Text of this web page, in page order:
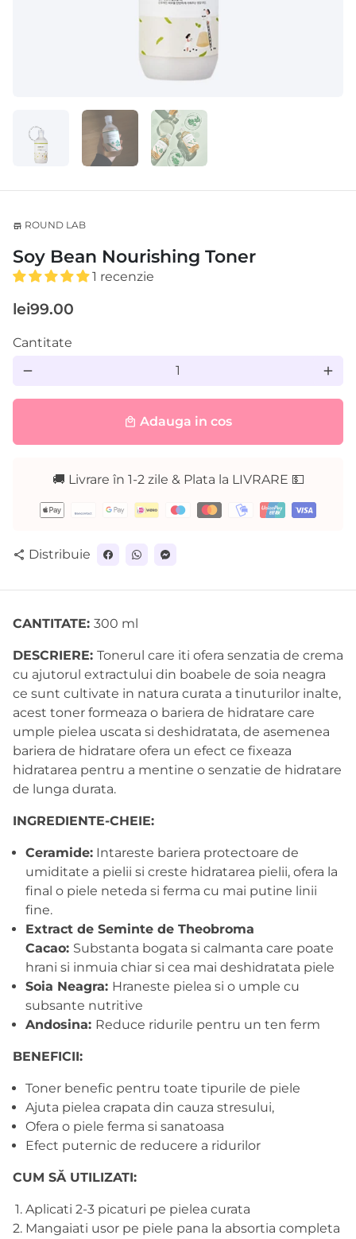
store ROUND LAB
Soy Bean Nourishing Toner
1 recenzie
lei99.00
Cantitate
remove add
local_mall Adauga in cos
🚚 Livrare în 1-2 zile & Plata la LIVRARE 💵
Metode
plată
share Distribuie
CANTITATE: 300 ml
DESCRIERE: Tonerul care iti ofera senzatia de crema
cu ajutorul extractului din boabele de soia neagra
ce sunt cultivate in natura curata a tinuturilor inalte,
acest toner formeaza o bariera de hidratare care
umple pielea uscata si deshidratata, de asemenea
bariera de hidratare ofera un efect ce fixeaza
hidratarea pentru a mentine o senzatie de hidratare
de lunga durata.
INGREDIENTE-CHEIE:
Ceramide: Intareste bariera protectoare de
umiditate a pielii si creste hidratarea pielii, ofera la
final o piele neteda si ferma cu mai putine linii
fine.
Extract de Seminte de Theobroma
Cacao: Substanta bogata si calmanta care poate
hrani si inmuia chiar si cea mai deshidratata piele
Soia Neagra: Hraneste pielea si o umple cu
subsante nutritive
Andosina: Reduce ridurile pentru un ten ferm
BENEFICII:
Toner benefic pentru toate tipurile de piele
Ajuta pielea crapata din cauza stresului,
Ofera o piele ferma si sanatoasa
Efect puternic de reducere a ridurilor
CUM SĂ UTILIZATI:
Aplicati 2-3 picaturi pe pielea curata
Mangaiati usor pe piele pana la absortia completa